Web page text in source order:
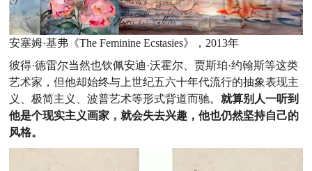
安塞姆·基弗《The Feminine Ecstasies》，2013年
彼得·德雷尔当然也钦佩安迪·沃霍尔、贾斯珀·约翰斯等这类
艺术家，但他却始终与上世纪五六十年代流行的抽象表现主
义、极简主义、波普艺术等形式背道而驰。就算别人一听到
他是个现实主义画家，就会失去兴趣，他也仍然坚持自己的
风格。